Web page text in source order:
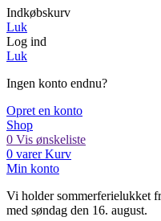
Indkøbskurv
Luk
Log ind
Luk
Ingen konto endnu?
Opret en konto
Shop
0 Vis ønskeliste
0 varer Kurv
Min konto
Vi holder sommerferielukket
med søndag den 16. august.